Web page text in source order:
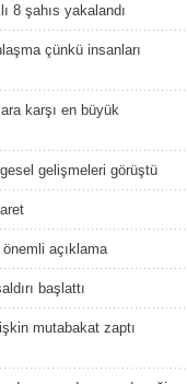
8 şahıs yakalandı
çünkü insanları
karşı en büyük
gelişmeleri görüştü
açıklama
başlattı
mutabakat zaptı